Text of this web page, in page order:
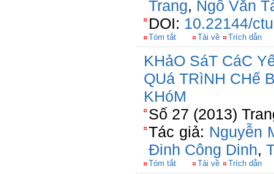
Trang, Ngô Văn
DOI: 10.22144/
Tóm tắt Tải về Trích dẫn
KHảO SáT CáC
QUá TRìNH CHế
KHóM
Số 27 (2013)
Tác giả: Nguyễn
Đinh Công Dinh,
Tóm tắt Tải về Trích dẫn